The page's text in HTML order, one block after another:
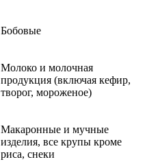
Бобовые
Молоко и молочная
продукция (включая кефир,
творог, мороженое)
Макаронные и мучные
изделия, все крупы кроме
риса, снеки